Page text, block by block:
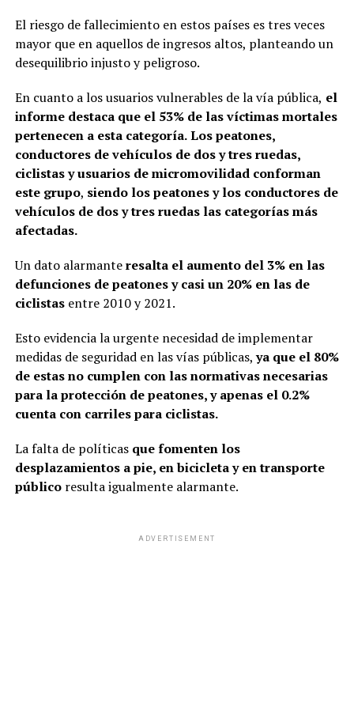
El riesgo de fallecimiento en estos países es tres veces
mayor que en aquellos de ingresos altos, planteando un
desequilibrio injusto y peligroso.
En cuanto a los usuarios vulnerables de la vía pública, el
informe destaca que el 53% de las víctimas mortales
pertenecen a esta categoría.Los peatones,
conductores de vehículos de dos y tres ruedas,
ciclistas y usuarios de micromovilidad conforman
este grupo, siendo los peatones y los conductores de
vehículos de dos y tres ruedas las categorías más
afectadas.
Un dato alarmanteresalta el aumento del 3% en las
defunciones de peatones y casi un 20% en las de
ciclistasentre 2010 y 2021.
Esto evidencia la urgente necesidad de implementar
medidas de seguridad en las vías públicas,ya que el 80%
de estas no cumplen con las normativas necesarias
para la protección de peatones, y apenas el 0.2%
cuenta con carriles para ciclistas.
La falta de políticas que fomenten los
desplazamientos a pie, en bicicleta y en transporte
públicoresulta igualmente alarmante.
ADVERTISEMENT